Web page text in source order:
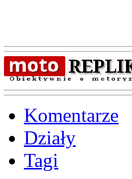
Komentarze
Działy
Tagi